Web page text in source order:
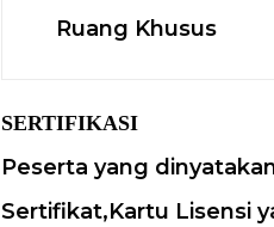
Ruang Khusus
SERTIFIKASI
Peserta yang
Sertifikat,Kartu Lisensi